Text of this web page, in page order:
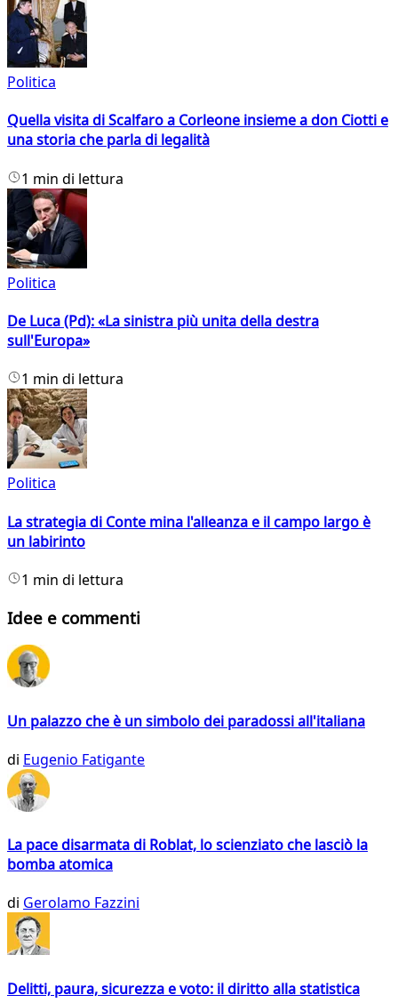
Politica
Quella visita di Scalfaro a Corleone insieme a don Ciotti e
una storia che parla di legalità
1 min di lettura
Politica
De Luca (Pd): «La sinistra più unita della destra
sull'Europa»
1 min di lettura
Politica
La strategia di Conte mina l'alleanza e il campo largo è
un labirinto
1 min di lettura
Idee e commenti
Un palazzo che è un simbolo dei paradossi all'italiana
di Eugenio Fatigante
La pace disarmata di Roblat, lo scienziato che lasciò la
bomba atomica
di Gerolamo Fazzini
Delitti, paura, sicurezza e voto: il diritto alla statistica